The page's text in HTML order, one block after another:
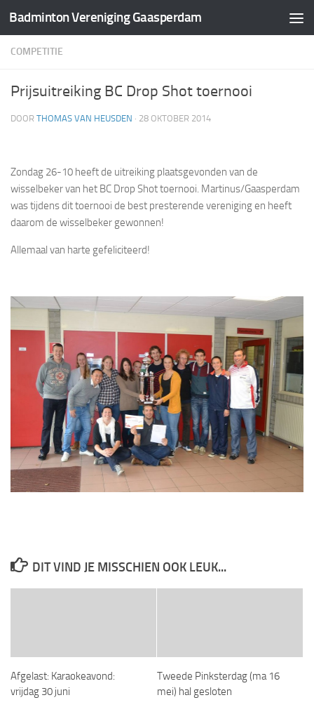
Doorgaan naar inhoud
Badminton Vereniging Gaasperdam
COMPETITIE
Prijsuitreiking BC Drop Shot toernooi
DOOR THOMAS VAN HEUSDEN · 28 OKTOBER 2014
Zondag 26-10 heeft de uitreiking plaatsgevonden van de
wisselbeker van het BC Drop Shot toernooi. Martinus/Gaasperdam
was tijdens dit toernooi de best presterende vereniging en heeft
daarom de wisselbeker gewonnen!
Allemaal van harte gefeliciteerd!
DIT VIND JE MISSCHIEN OOK LEUK...
Afgelast: Karaokeavond:
vrijdag 30 juni
Tweede Pinksterdag (ma 16
mei) hal gesloten